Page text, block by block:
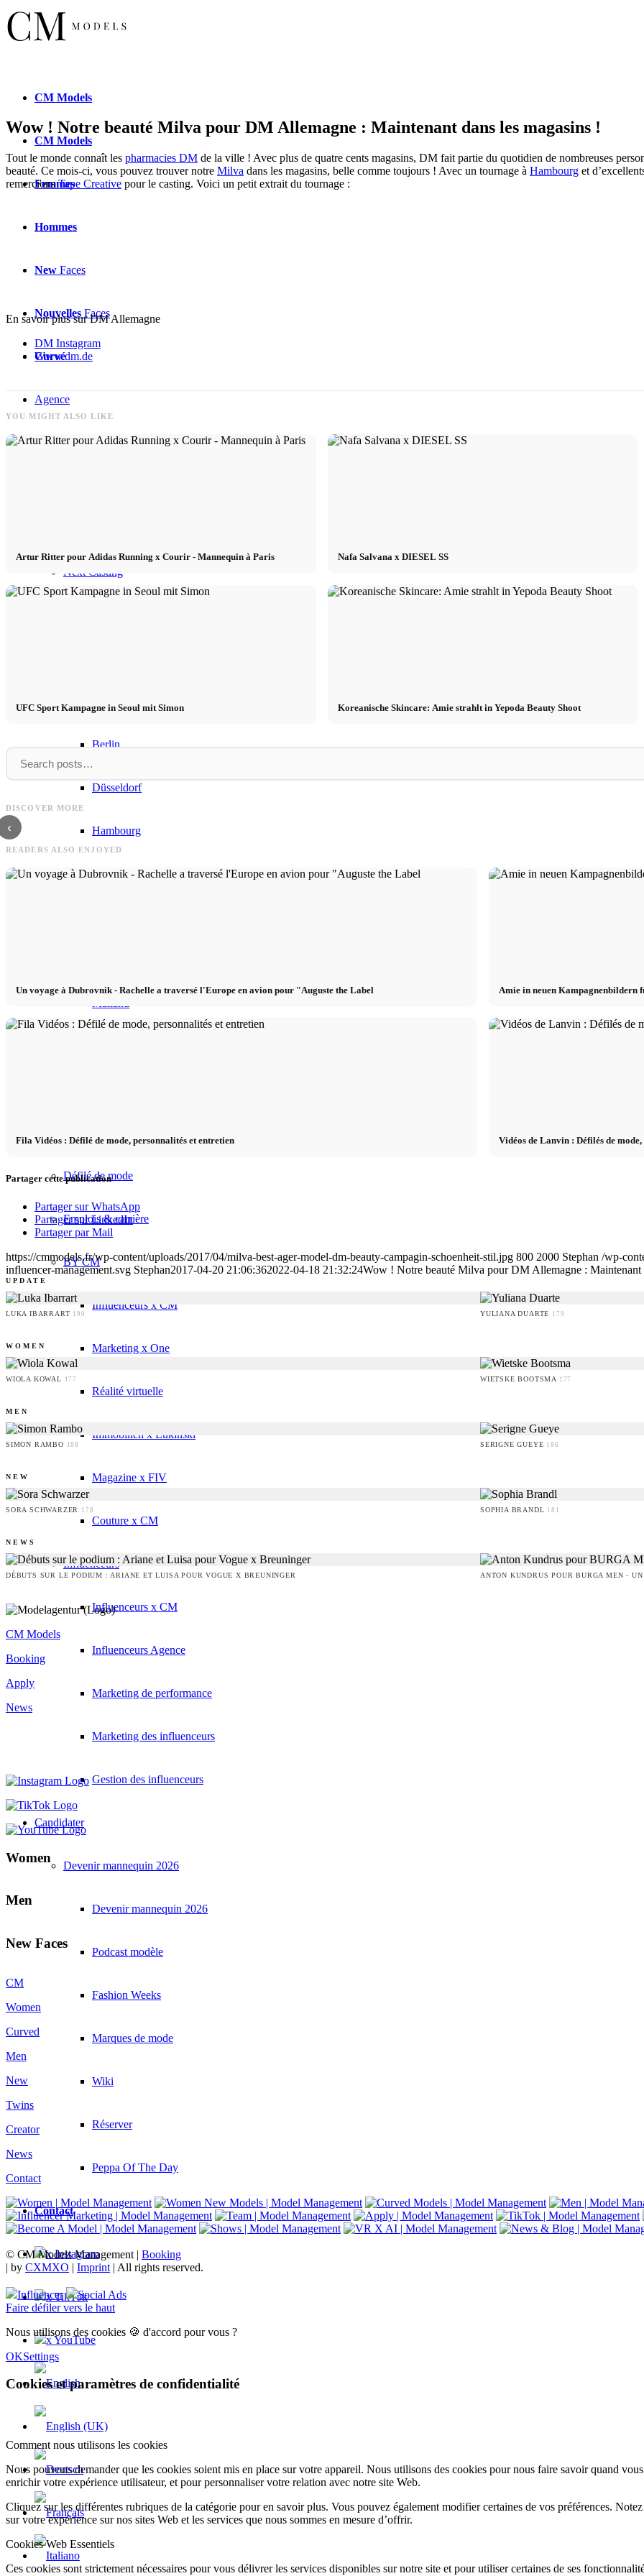
CM Models
CM Models
Femmes
Hommes
New Faces
Nouvelles Faces
Curvé
Agence
Agence de mannequins
Next Casting
Berlin
Düsseldorf
Hambourg
Cologne
Défilé de mode
Emplois & carrière
BY CM
Influenceurs x CM
Marketing x One
Réalité virtuelle
Immobilien x Lukinski
Magazine x FIV
Couture x CM
Influenceurs
Influenceurs x CM
Influenceurs Agence
Marketing de performance
Marketing des influenceurs
Gestion des influenceurs
Candidater
Devenir mannequin 2026
Devenir mannequin 2026
Podcast modèle
Fashion Weeks
Marques de mode
Wiki
Réserver
Peppa Of The Day
Contact
x Instagram
x TikTok
x YouTube
Wow ! Notre beauté Milva pour DM Allemagne : Maintenant dans les magasins !
Tout le monde connaît les pharmacies DM de la ville ! Avec plus de quatre cents magasins, DM fait partie du quotidien de nombreuses
beauté. Ce mois-ci, vous pouvez trouver notre Milva dans les magasins, belle comme toujours ! Avec un tournage à Hambourg et
remercionsTape Creative pour le casting. Voici un petit extrait du tournage :
En savoir plus sur DM Allemagne
DM Instagram
Www.dm.de
YOU MIGHT ALSO LIKE
Artur Ritter pour Adidas Running x Courir - Mannequin à Paris Nafa Salvana x DIESEL SS
UFC Sport Kampagne in Seoul mit Simon Koreanische Skincare: Amie strahlt in Yepoda Beauty Shoot
DISCOVER MORE
‹
König
READERS ALSO ENJOYED
Un voyage à Dubrovnik - Rachelle a traversé l'Europe en avion pour "Auguste the Label Amie in neuen Kampagnenbildern
Fila Vidéos : Défilé de mode, personnalités et entretien Vidéos de Lanvin : Défilés de
Partager cette publication
Partager sur WhatsApp
Partager sur LinkedIn
Partager par Mail
https://cmmodels.fr/wp-content/uploads/2017/04/milva-best-ager-model-dm-beauty-campagin-schoenheit-stil.jpg 800 2000 Stephan /wp-
influencer-management.svg Stephan2017-04-20 21:06:362022-04-18 21:32:24Wow ! Notre beauté Milva pour DM Allemagne : Maintenant
UPDATE
LUKA IBARRART 190 YULIANA DUARTE 179
WOMEN
WIOLA KOWAL 177 WIETSKE BOOTSMA 177
MEN
SIMON RAMBO 188 SERIGNE GUEYE 186
NEW
SORA SCHWARZER 178 SOPHIA BRANDL 181
NEWS
DÉBUTS SUR LE PODIUM : ARIANE ET LUISA POUR VOGUE X BREUNINGER ANTON KUNDRUS POUR BURGA MEN -
CM Models
Booking
Apply
News
Women
Men
New Faces
CM
Women
Curved
Men
New
Twins
Creator
News
Contact
© CM Models Management | Booking
| by CXMXO | Imprint | All rights reserved.
Influencer
Social Ads
Faire défiler vers le haut
Nous utilisons des cookies 🍪 d'accord pour vous ?
OKSettings
Cookies et paramètres de confidentialité
Comment nous utilisons les cookies
Nous pouvons demander que les cookies soient mis en place sur votre appareil. Nous utilisons des cookies pour nous faire savoir quand
enrichir votre expérience utilisateur, et pour personnaliser votre relation avec notre site Web.
Cliquez sur les différentes rubriques de la catégorie pour en savoir plus. Vous pouvez également modifier certaines de vos préférences.
sur votre expérience sur nos sites Web et les services que nous sommes en mesure d’offrir.
Cookies Web Essentiels
Ces cookies sont strictement nécessaires pour vous délivrer les services disponibles sur notre site et pour utiliser certaines de ses